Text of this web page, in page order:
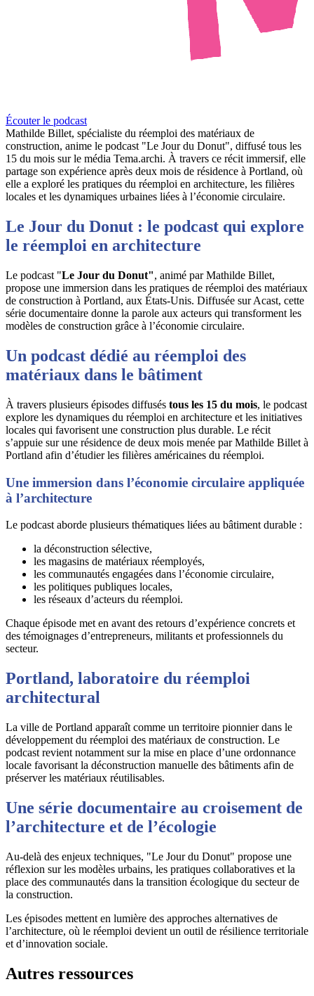
Écouter le podcast
Mathilde Billet, spécialiste du réemploi des matériaux de
construction, anime le podcast "Le Jour du Donut", diffusé tous les
15 du mois sur le média Tema.archi. À travers ce récit immersif, elle
partage son expérience après deux mois de résidence à Portland, où
elle a exploré les pratiques du réemploi en architecture, les filières
locales et les dynamiques urbaines liées à l’économie circulaire.
Le Jour du Donut : le podcast qui explore
le réemploi en architecture
Le podcast "Le Jour du Donut", animé parMathilde Billet,
propose une immersion dans les pratiques de réemploi des matériaux
de construction à Portland, aux États-Unis. Diffusée sur Acast, cette
série documentaire donne la parole aux acteurs qui transforment les
modèles de construction grâce à l’économie circulaire.
Un podcast dédié au réemploi des
matériaux dans le bâtiment
À travers plusieurs épisodes diffusés tous les 15 du mois, le podcast
explore les dynamiques du réemploi en architecture et les initiatives
locales qui favorisent une construction plus durable. Le récit
s’appuie sur une résidence de deux mois menée par Mathilde Billet à
Portland afin d’étudier les filières américaines du réemploi.
Une immersion dans l’économie circulaire appliquée
à l’architecture
Le podcast aborde plusieurs thématiques liées au bâtiment durable :
la déconstruction sélective,
les magasins de matériaux réemployés,
les communautés engagées dans l’économie circulaire,
les politiques publiques locales,
les réseaux d’acteurs du réemploi.
Chaque épisode met en avant des retours d’expérience concrets et
des témoignages d’entrepreneurs, militants et professionnels du
secteur.
Portland, laboratoire du réemploi
architectural
La ville de Portland apparaît comme un territoire pionnier dans le
développement du réemploi des matériaux de construction. Le
podcast revient notamment sur la mise en place d’une ordonnance
locale favorisant la déconstruction manuelle des bâtiments afin de
préserver les matériaux réutilisables.
Une série documentaire au croisement de
l’architecture et de l’écologie
Au-delà des enjeux techniques, "Le Jour du Donut" propose une
réflexion sur les modèles urbains, les pratiques collaboratives et la
place des communautés dans la transition écologique du secteur de
la construction.
Les épisodes mettent en lumière des approches alternatives de
l’architecture, où le réemploi devient un outil de résilience territoriale
et d’innovation sociale.
Autres ressources